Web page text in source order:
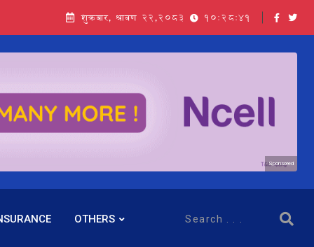
शुक्रबार, श्रावण २२,२०८३ 10:28:43
Sponsored
OTHERS